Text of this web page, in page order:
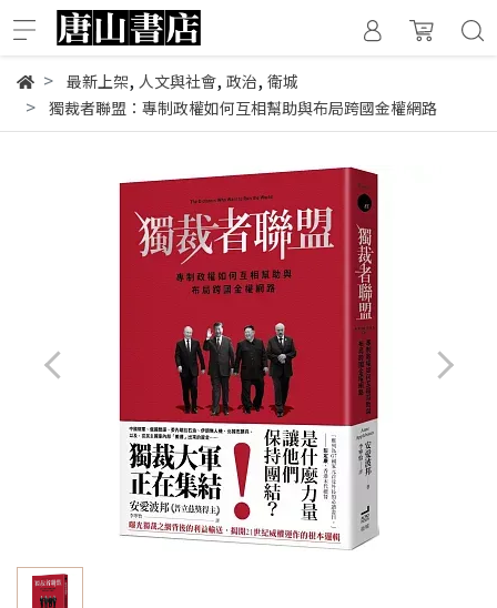
最新上架, 人文與社會, 政治, 衛城
獨裁者聯盟：專制政權如何互相幫助與布局跨國金權網路